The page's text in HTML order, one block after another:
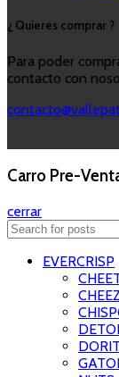
¿ Quieres comprar ?
Para poder
contacto con
Carro Pre-
cerrar
EVERCRISP